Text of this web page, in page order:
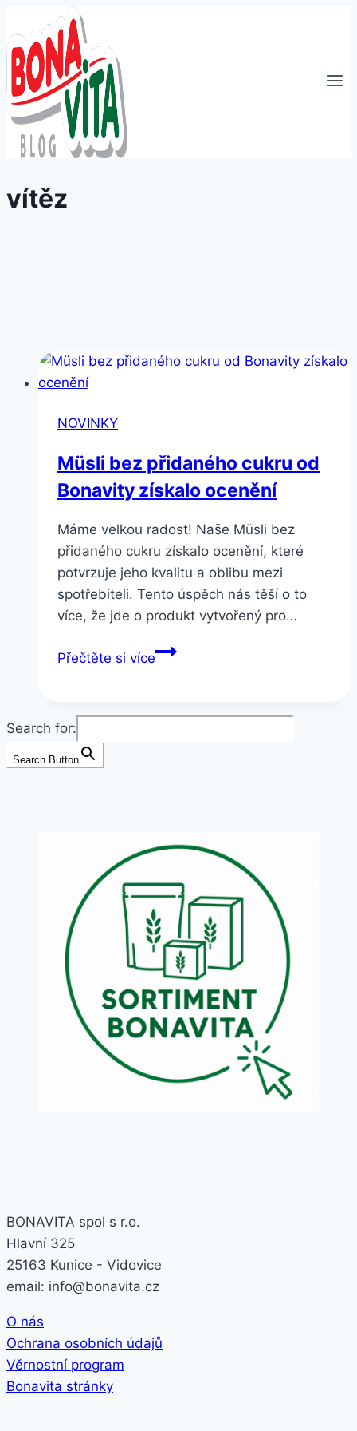
Přeskočit
na
obsah
vítěz
NOVINKY
Müsli bez přidaného cukru od
Bonavity získalo ocenění
Máme velkou radost! Naše Müsli bez
přidaného cukru získalo ocenění, které
potvrzuje jeho kvalitu a oblibu mezi
spotřebiteli. Tento úspěch nás těší o to
více, že jde o produkt vytvořený pro…
Přečtěte si víceMüsli
cukru
Search for:
Search Button
BONAVITA spol s r.o.
Hlavní 325
25163 Kunice - Vidovice
email: info@bonavita.cz
O nás
Ochrana osobních údajů
Věrnostní program
Bonavita stránky